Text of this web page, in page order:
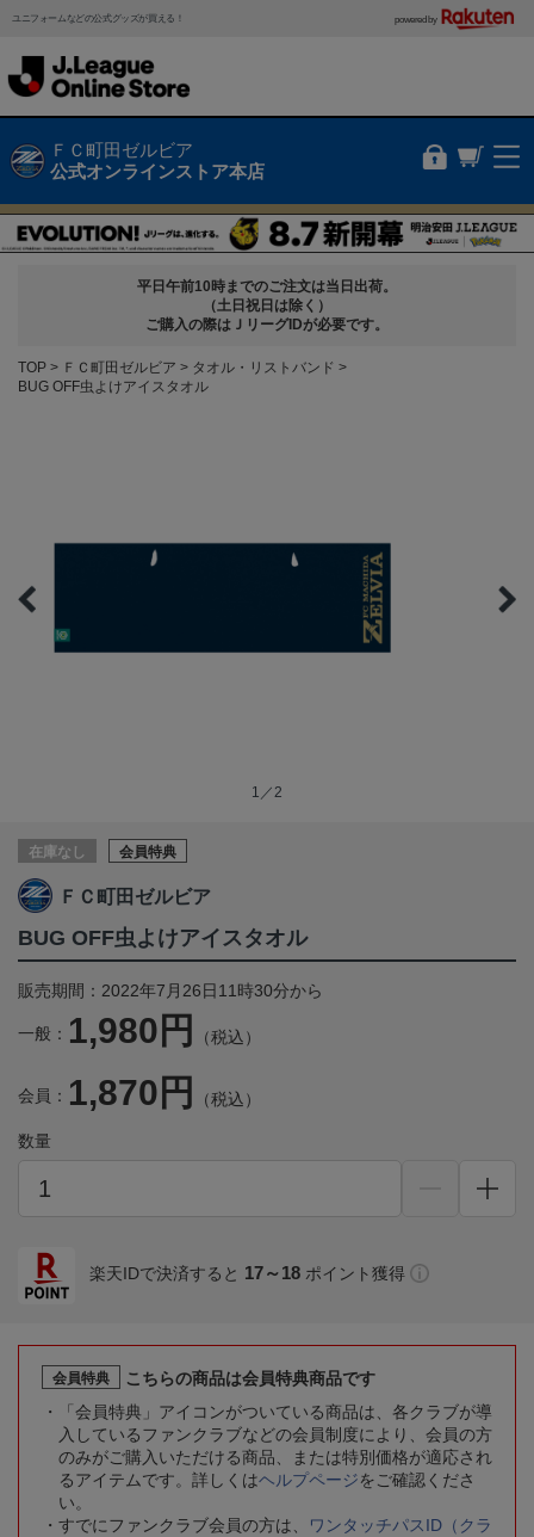
ユニフォームなどの公式グッズが買える！ powered by
ＦＣ町田ゼルビア
公式オンラインストア本店
平日午前10時までのご注文は当日出荷。
（土日祝日は除く）
ご購入の際はＪリーグIDが必要です。
TOP ＦＣ町田ゼルビア
タオル・リストバンド
BUG OFF虫よけアイスタオル
1／2
在庫なし 会員特典
ＦＣ町田ゼルビア
BUG OFF虫よけアイスタオル
販売期間：2022年7月26日11時30分から
一般： 1,980円 （税込）
会員： 1,870円 （税込）
数量
楽天IDで決済すると 17～18 ポイント獲得
会員特典
こちらの商品は会員特典商品です
「会員特典」アイコンがついている商品は、各クラブが導
入しているファンクラブなどの会員制度により、会員の方
のみがご購入いただける商品、または特別価格が適応され
るアイテムです。詳しくはヘルプページをご確認くださ
い。
すでにファンクラブ会員の方は、
ワンタッチパスID（クラ